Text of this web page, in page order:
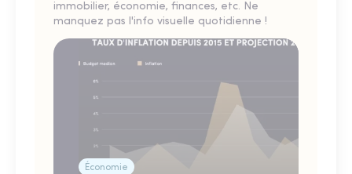
immobilier, économie, finances, etc. Ne
manquez pas l'info visuelle quotidienne !
Économie